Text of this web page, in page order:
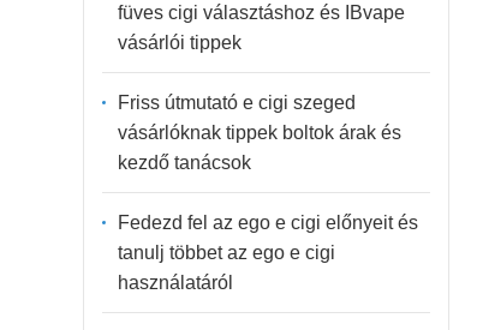
füves cigi választáshoz és IBvape
vásárlói tippek
Friss útmutató e cigi szeged
vásárlóknak tippek boltok árak és
kezdő tanácsok
Fedezd fel az ego e cigi előnyeit és
tanulj többet az ego e cigi
használatáról